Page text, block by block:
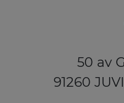
50 av
91260